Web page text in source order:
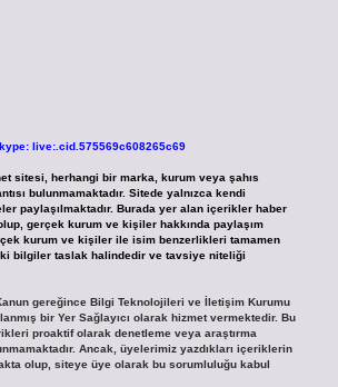
live:.cid.575569c608265c69
sitesi, herhangi bir marka, kurum veya şahıs
bulunmamaktadır. Sitede yalnızca kendi
paylaşılmaktadır. Burada yer alan içerikler haber
gerçek kurum ve kişiler hakkında paylaşım
kurum ve kişiler ile isim benzerlikleri tamamen
bilgiler taslak halindedir ve tavsiye niteliği
gereğince Bilgi Teknolojileri ve İletişim Kurumu
bir Yer Sağlayıcı olarak hizmet vermektedir. Bu
proaktif olarak denetleme veya araştırma
Ancak, üyelerimiz yazdıkları içeriklerin
olup, siteye üye olarak bu sorumluluğu kabul